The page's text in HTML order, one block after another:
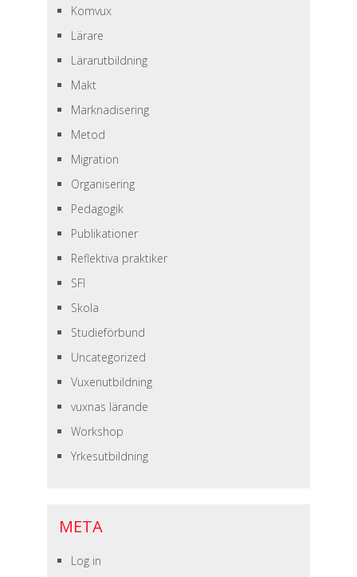
Komvux
Lärare
Lärarutbildning
Makt
Marknadisering
Metod
Migration
Organisering
Pedagogik
Publikationer
Reflektiva praktiker
SFI
Skola
Studieförbund
Uncategorized
Vuxenutbildning
vuxnas lärande
Workshop
Yrkesutbildning
META
Log in